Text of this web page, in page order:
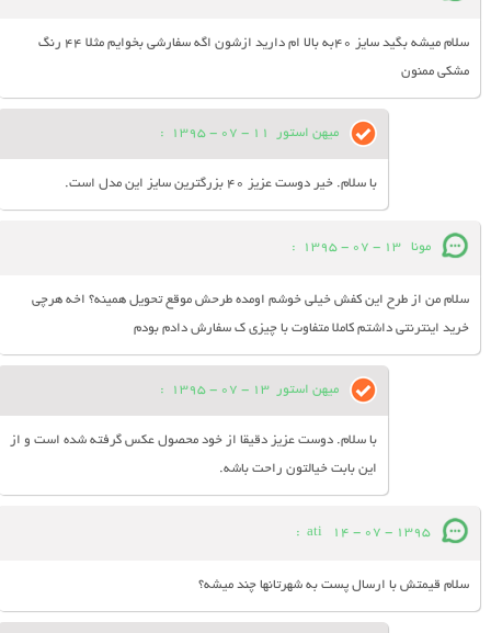
سلام میشه بگید سایز 40به بالا ام دارید ازشون اگه سفارشی بخوایم مثلا 44 رنگ
مشکی ممنون
میهن استور 11 - 07 - 1395
:
با سلام. خیر دوست عزیز 40 بزرگترین سایز این مدل است.
مونا 13 - 07 - 1395
:
سلام من از طرح این کفش خیلی خوشم اومده طرحش موقع تحویل همینه؟ اخه هرچی
خرید اینترنتی داشتم کاملا متفاوت با چیزی ک سفارش دادم بودم
میهن استور 13 - 07 - 1395
:
با سلام. دوست عزیز دقیقا از خود محصول عکس گرفته شده است و از
این بابت خیالتون راحت باشه.
ati 14 - 07 - 1395
:
سلام قیمتش با ارسال پست به شهرتانها چند میشه؟